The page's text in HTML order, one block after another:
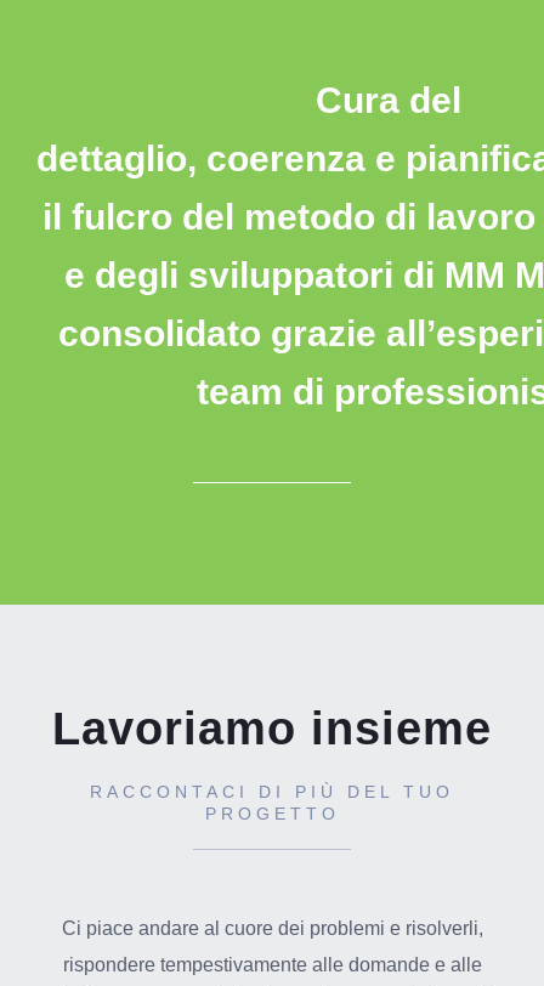
Cura del
dettaglio, coerenza e
il fulcro del metodo di
e degli sviluppatori di MM
consolidato grazie
team di
Lavoriamo insieme
RACCONTACI DI PIÙ DEL TUO
PROGETTO
Ci piace andare al cuore dei problemi e risolverli,
rispondere tempestivamente alle domande e alle